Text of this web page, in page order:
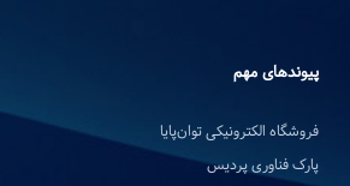
پیوندهای مهم
فروشگاه الکترونیکی توان‌پایا
پارک فناوری پردیس